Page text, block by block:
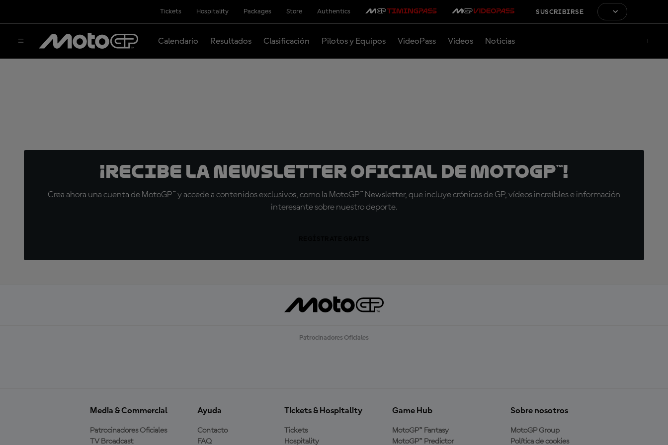
Tickets Hospitality Packages Store Authentics SUSCRIBIRSE
Calendario Resultados Clasificación Pilotos y Equipos VideoPass Vídeos Noticias
¡Recibe la Newsletter oficial de MotoGP™!
Crea ahora una cuenta de MotoGP™ y accede a contenidos exclusivos, como la MotoGP™ Newsletter, que incluye crónicas de GP, vídeos increíbles e información
interesante sobre nuestro deporte.
Patrocinadores Oficiales
Media & Commercial
Patrocinadores Oficiales
TV Broadcast
Ayuda
Contacto
FAQ
Tickets & Hospitality
Tickets
Hospitality
Game Hub
MotoGP™ Fantasy
MotoGP™ Predictor
Sobre nosotros
MotoGP Group
Política de cookies